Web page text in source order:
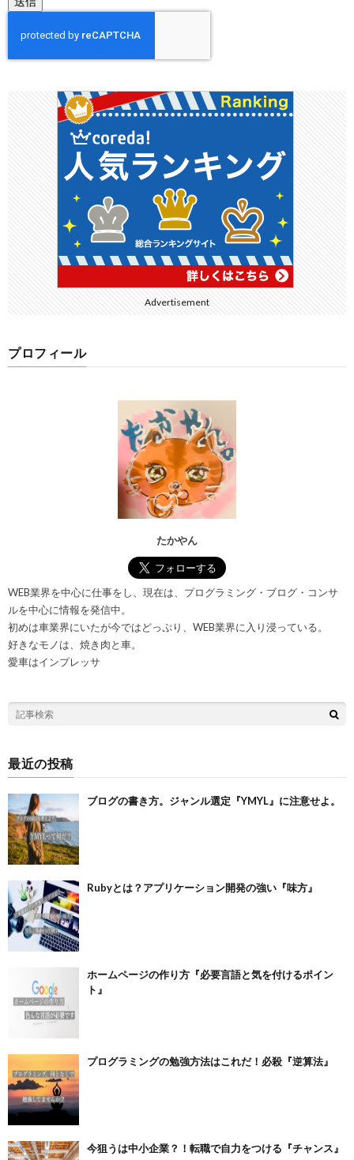
Advertisement
プロフィール
たかやん
WEB業界を中心に仕事をし、現在は、プログラミング・ブログ・コンサ
ルを中心に情報を発信中。
初めは車業界にいたが今ではどっぷり、WEB業界に入り浸っている。
好きなモノは、焼き肉と車。
愛車はインプレッサ
最近の投稿
ブログの書き方。ジャンル選定『YMYL』に注意せよ。
Rubyとは？アプリケーション開発の強い『味方』
ホームページの作り方『必要言語と気を付けるポイン
ト』
プログラミングの勉強方法はこれだ！必殺『逆算法』
今狙うは中小企業？！転職で自力をつける『チャンス』